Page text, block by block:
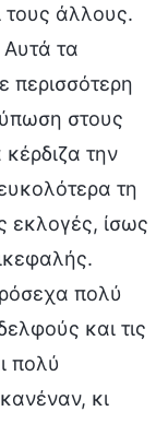
άλλους.
τα
περισσότερη
στους
την
τη
εκλογές, ίσως
πολύ
και τις
πολύ
κι